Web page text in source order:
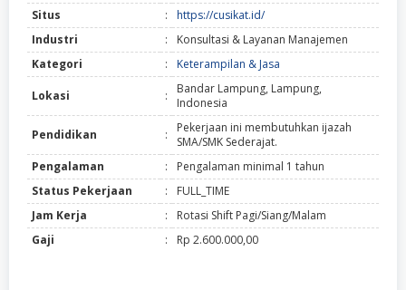
Situs
:
https://cusikat.id/
Industri
:
Konsultasi & Layanan Manajemen
Kategori
: Keterampilan & Jasa
Lokasi :
Bandar Lampung, Lampung,
Indonesia
Pendidikan :
Pekerjaan ini membutuhkan ijazah
SMA/SMK Sederajat.
Pengalaman
:
Pengalaman minimal 1 tahun
Status Pekerjaan
:
FULL_TIME
Jam Kerja
:
Rotasi Shift Pagi/Siang/Malam
Gaji
: Rp 2.600.000,00